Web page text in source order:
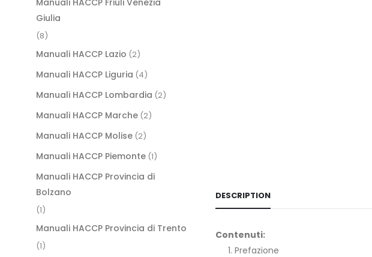
DESCRIPTION
Contenuti:
Prefazione
Manuali HACCP Friuli Venezia
Giulia
(8)
Manuali HACCP Lazio (2)
Manuali HACCP Liguria (4)
Manuali HACCP Lombardia (2)
Manuali HACCP Marche (2)
Manuali HACCP Molise (2)
Manuali HACCP Piemonte (1)
Manuali HACCP Provincia di
Bolzano
(1)
Manuali HACCP Provincia di Trento
(1)